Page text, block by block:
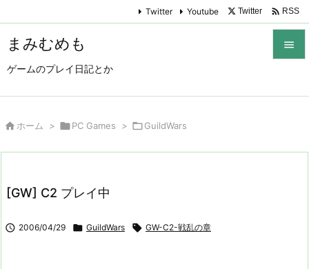
まみむめも
ゲームのプレイ日記とか

Twitter Youtube Twitter  RSS
 ホーム > PC Games > GuildWars
[GW] C2 プレイ中
 2006/04/29  GuildWars  GW-C2-戦乱の章